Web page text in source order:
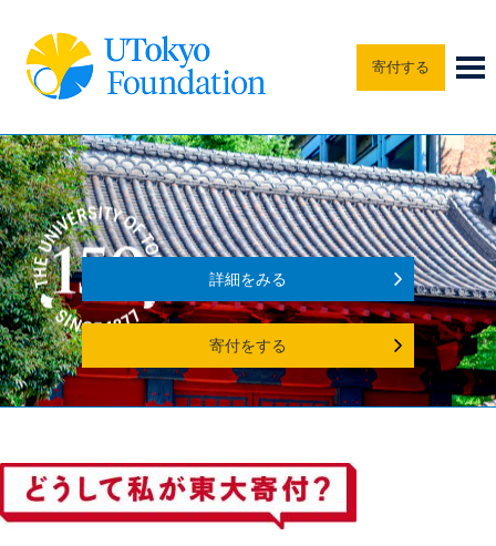
寄付する
詳細をみる
寄付をする